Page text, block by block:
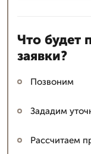
Что будет
заявки?
Позвоним
Зададим
Рассчитаем